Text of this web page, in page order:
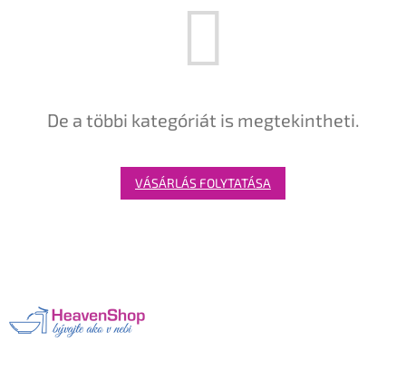
De a többi kategóriát is megtekintheti.
VÁSÁRLÁS FOLYTATÁSA